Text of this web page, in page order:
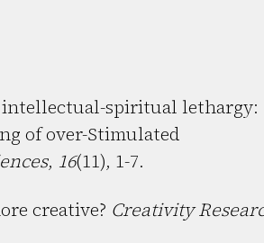
intellectual-spiritual lethargy:
of over-Stimulated
, 16(11), 1-7.
creative? Creativity